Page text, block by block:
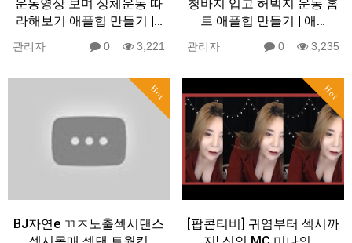
운동영상 보며 상체운동 따
라해보기 애플힙 만들기 |…
관리자 0 3,221
청바지 입고 허벅지 운동 홈
트 애플힙 만들기 | 애…
관리자 0 3,235
Hot
BJ자연e ㄲㅈ노출섹시댄스
Hot
[팝콘티비] 귀염부터 섹시까